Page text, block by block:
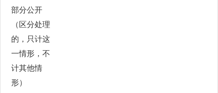
部分公开
（区分处理
的，只计这
一情形，不
计其他情
形）